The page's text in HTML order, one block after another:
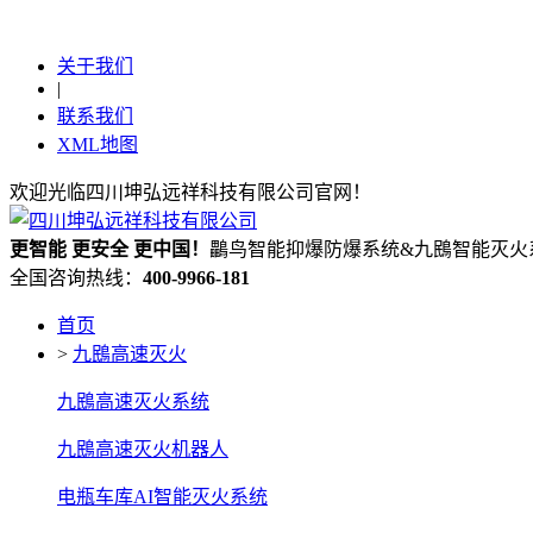
关于我们
|
联系我们
XML地图
欢迎光临四川坤弘远祥科技有限公司官网！
更智能 更安全更中国！ 鸓鸟智能抑爆防爆系统&九鴖智能灭火
全国咨询热线： 400-9966-181
首页
> 九鴖高速灭火
九鴖高速灭火系统
九鴖高速灭火机器人
电瓶车库AI智能灭火系统